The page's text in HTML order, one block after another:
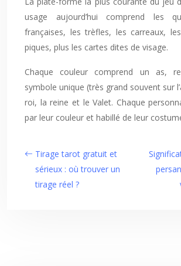
usage aujourd’hui comprend les
françaises, les trèfles, les carreaux,
piques, plus les cartes dites de visage.
Chaque couleur comprend un as,
symbole unique (très grand souvent sur
roi, la reine et le Valet. Chaque
par leur couleur et habillé de leur
Tirage tarot gratuit et
sérieux : où trouver un
tirage réel ?